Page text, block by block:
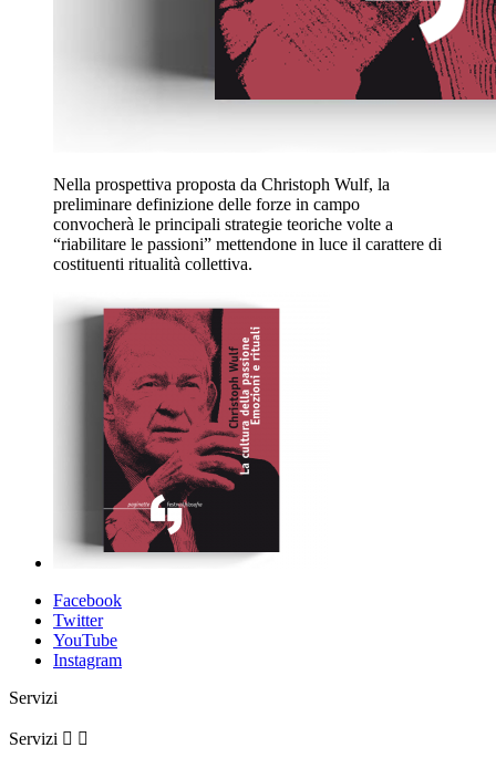
Nella prospettiva proposta da Christoph Wulf, la
preliminare definizione delle forze in campo
convocherà le principali strategie teoriche volte a
“riabilitare le passioni” mettendone in luce il carattere di
costituenti ritualità collettiva.
Facebook
Twitter
YouTube
Instagram
Servizi
Servizi  